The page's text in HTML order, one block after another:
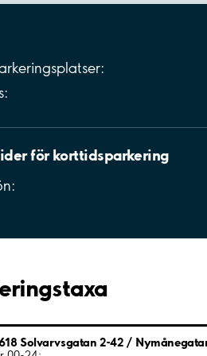
för korttidsparkering
Solvarvsgatan 2-42 /